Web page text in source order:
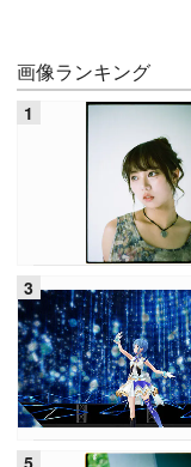
画像ランキング